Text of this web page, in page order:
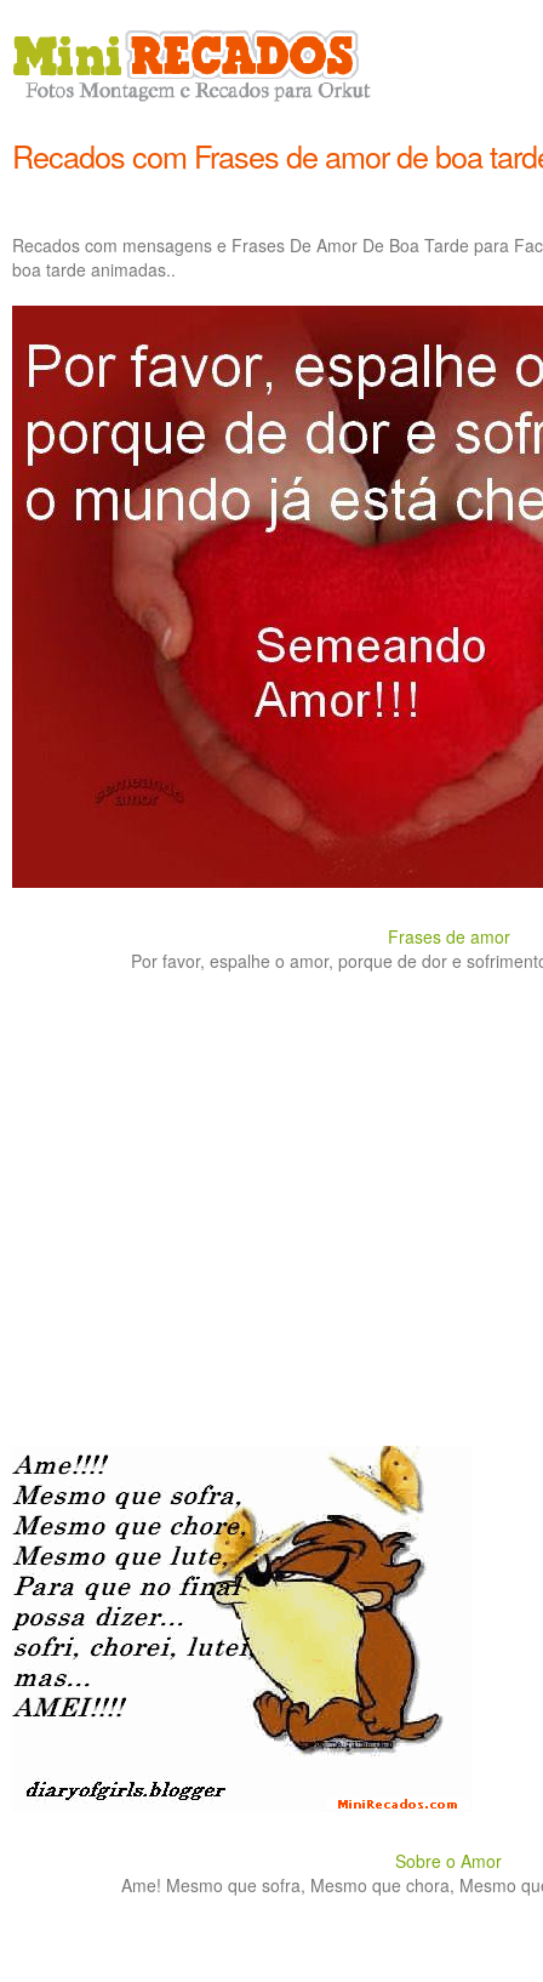
Recados com Frases de amor de boa
Recados com mensagens e Frases De Amor De Boa Tarde para
boa tarde animadas..
Frases de amor
Por favor, espalhe o amor, porque de dor e
Sobre o Amor
Ame! Mesmo que sofra, Mesmo que chora, Mesmo